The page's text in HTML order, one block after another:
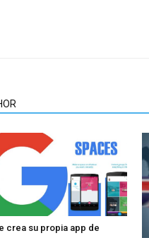
crea su propia app de